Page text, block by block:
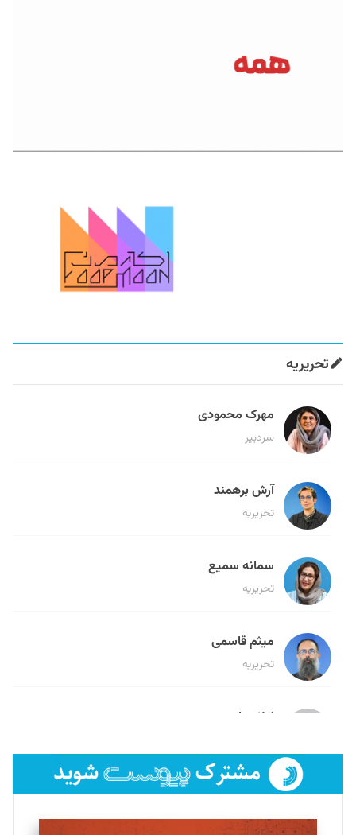
تحریریه
مهرک محمودی
سردبیر
آرش برهمند
تحریریه
سمانه سمیع
تحریریه
میثم قاسمی
تحریریه
لیلا حنارود
فائزه فتحی رستمی
تحریریه